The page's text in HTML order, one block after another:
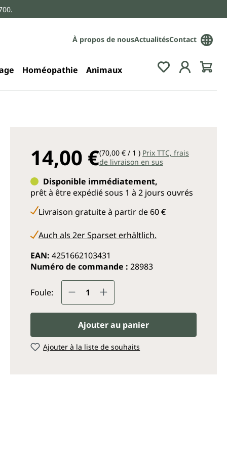
À propos de nousActualitésContact
Homéopathie Animaux
14,00 €(70,00 € / 1 ) Prix TTC, frais
de livraison en sus
Disponible immédiatement,
prêt à être expédié sous 1 à 2 jours ouvrés
Livraison gratuite à partir de 60 €
Auch als 2er Sparset erhältlich.
EAN: 4251662103431
Numéro de commande : 28983
Foule: Quantité de produit :
Ajouter au panier
Ajouter à la liste de souhaits